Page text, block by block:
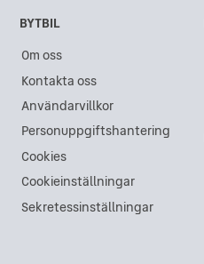
Subaru i Gävle
Subaru i Västra Frölunda
Subaru i Akalla
Subaru i Ängelholm
Subaru i Lidköping
Subaru i Åkersberga
BYTBIL
Om oss
Kontakta oss
Användarvillkor
Personuppgiftshantering
Cookies
Cookieinställningar
Sekretessinställningar